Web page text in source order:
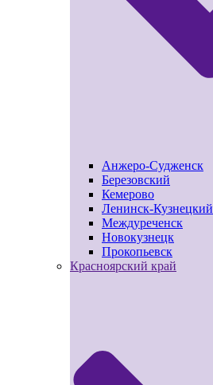
Анжеро-Судженск
Березовский
Кемерово
Ленинск-Кузнецкий
Междуреченск
Новокузнецк
Прокопьевск
Красноярский край